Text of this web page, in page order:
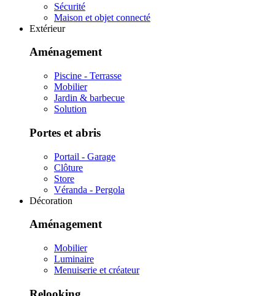
Sécurité
Maison et objet connecté
Extérieur
Aménagement
Piscine - Terrasse
Mobilier
Jardin & barbecue
Solution
Portes et abris
Portail - Garage
Clôture
Store
Véranda - Pergola
Décoration
Aménagement
Mobilier
Luminaire
Menuiserie et créateur